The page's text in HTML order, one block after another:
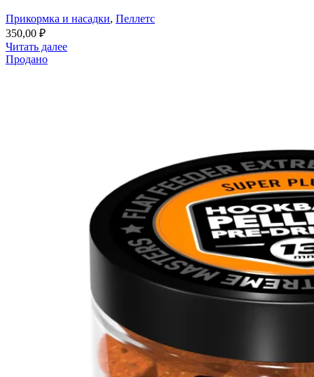
Прикормка и насадки, Пеллетс
350,00 ₽
Читать далее
Продано